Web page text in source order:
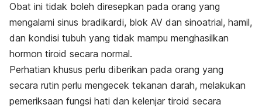
Obat ini tidak boleh diresepkan pada orang yang
mengalami sinus bradikardi, blok AV dan sinoatrial, hamil,
dan kondisi tubuh yang tidak mampu menghasilkan
hormon tiroid secara normal.
Perhatian khusus perlu diberikan pada orang yang
secara rutin perlu mengecek tekanan darah, melakukan
pemeriksaan fungsi hati dan kelenjar tiroid secara